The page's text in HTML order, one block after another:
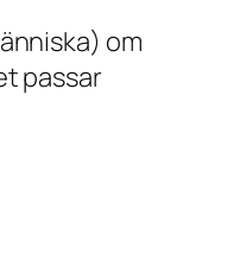
om
passar